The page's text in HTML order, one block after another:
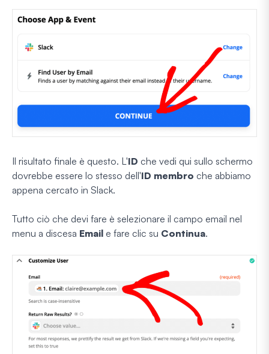
Il risultato finale è questo. L'ID che vedi qui sullo schermo
dovrebbe essere lo stesso dell'ID membro che abbiamo
appena cercato in Slack.
Tutto ciò che devi fare è selezionare il campo email nel
menu a discesa Email e fare clic su Continua.